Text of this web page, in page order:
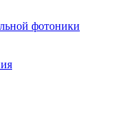
фотоники